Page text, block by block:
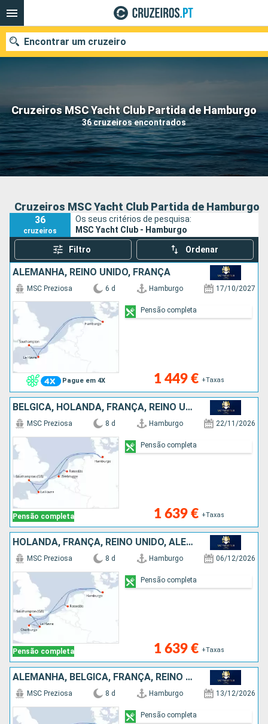
Cruzeiros MSC Yacht Club Partida de Hamburgo
36 cruzeiros encontrados
Encontrar um cruzeiro
Quando ir?
Data de partida
Portos Companhias
Cruzeiros MSC Yacht Club Partida de Hamburgo
36
cruzeiros
Os seus critérios de pesquisa:
MSC Yacht Club - Hamburgo
Filtro Ordenar
ALEMANHA, REINO UNIDO, FRANÇA
Pague em 4X
MSC Preziosa 6 d Hamburgo 17/10/2027
1 449 € +Taxas
Pensão completa
BÉLGICA, HOLANDA, FRANÇA, REINO UNIDO, ALEMANHA
Pensão completa
MSC Preziosa 8 d Hamburgo 22/11/2026
1 639 € +Taxas
Pensão completa
HOLANDA, FRANÇA, REINO UNIDO, ALEMANHA
Pensão completa
MSC Preziosa 8 d Hamburgo 06/12/2026
1 639 € +Taxas
Pensão completa
ALEMANHA, BÉLGICA, FRANÇA, REINO UNIDO
MSC Preziosa 8 d Hamburgo 13/12/2026
Pensão completa